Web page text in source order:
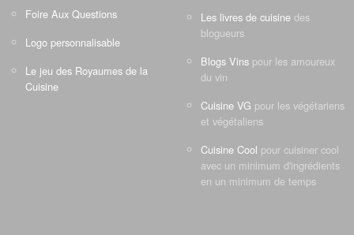
Foire Aux Questions
Logo personnalisable
Le jeu des Royaumes de la
Cuisine
Les livres de cuisine des
blogueurs
Blogs Vins pour les amoureux
du vin
Cuisine VG pour les végétariens
et végétaliens
Cuisine Cool pour cuisiner cool
avec un minimum d'ingrédients
en un minimum de temps